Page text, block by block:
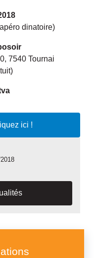
dinatoire)
7540 Tournai
ici !